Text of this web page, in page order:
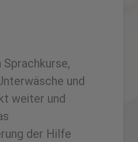
und
weiter und
der Hilfe